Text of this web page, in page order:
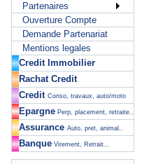
Partenaires
Ouverture Compte
Demande Partenariat
Mentions legales
Credit Immobilier
Rachat Credit
Credit Conso, travaux, auto/moto
Epargne Perp, placement, retraite..
Assurance Auto, pret, animal..
Banque Virement, Retrait...